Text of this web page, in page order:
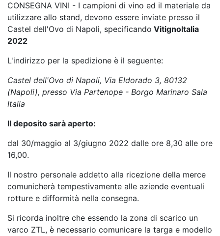
CONSEGNA VINI - I campioni di vino ed il materiale da
utilizzare allo stand, devono essere inviate presso il
Castel dell'Ovo di Napoli, specificando VitignoItalia
2022
L'indirizzo per la spedizione è il seguente:
Castel dell'Ovo di Napoli, Via Eldorado 3, 80132
(Napoli), presso Via Partenope - Borgo Marinaro Sala
Italia
Il deposito sarà aperto:
dal 30/maggio al 3/giugno 2022 dalle ore 8,30 alle ore
16,00.
Il nostro personale addetto alla ricezione della merce
comunicherà tempestivamente alle aziende eventuali
rotture e difformità nella consegna.
Si ricorda inoltre che essendo la zona di scarico un
varco ZTL, è necessario comunicare la targa e modello